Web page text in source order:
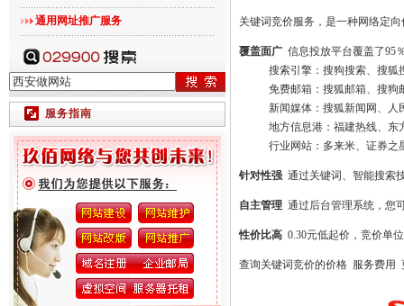
通用网址推广服务
服务指南
关键词竞价服务，是一种网络定
覆盖面广 信息投放平台覆盖了95
搜索引擎：搜狗搜索、搜狐搜
免费邮箱：搜狐邮箱、搜狗
新闻媒体：搜狐新闻网、人民
地方信息港：福建热线、东方
行业网站：多来米、证券之星
针对性强 通过关键词、智能搜索
自主管理 通过后台管理系统，您
性价比高 0.30元低起价，竞价单
查询关键词竞价的价格 服务费用